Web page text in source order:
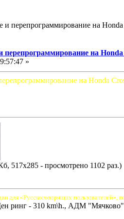
перепрограммирование на
перепрограммирование на
»
на Honda
517x285 - просмотрено 1102 раз.)
для «Русскоговорящих пользователей»,
ринг - 310 km\h., АДМ "Мячково"